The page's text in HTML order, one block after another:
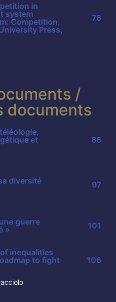
in
system
Competition,
Press,
78
/
documents
et
86
diversité
97
guerre
»
101
inequalities
to fight
106